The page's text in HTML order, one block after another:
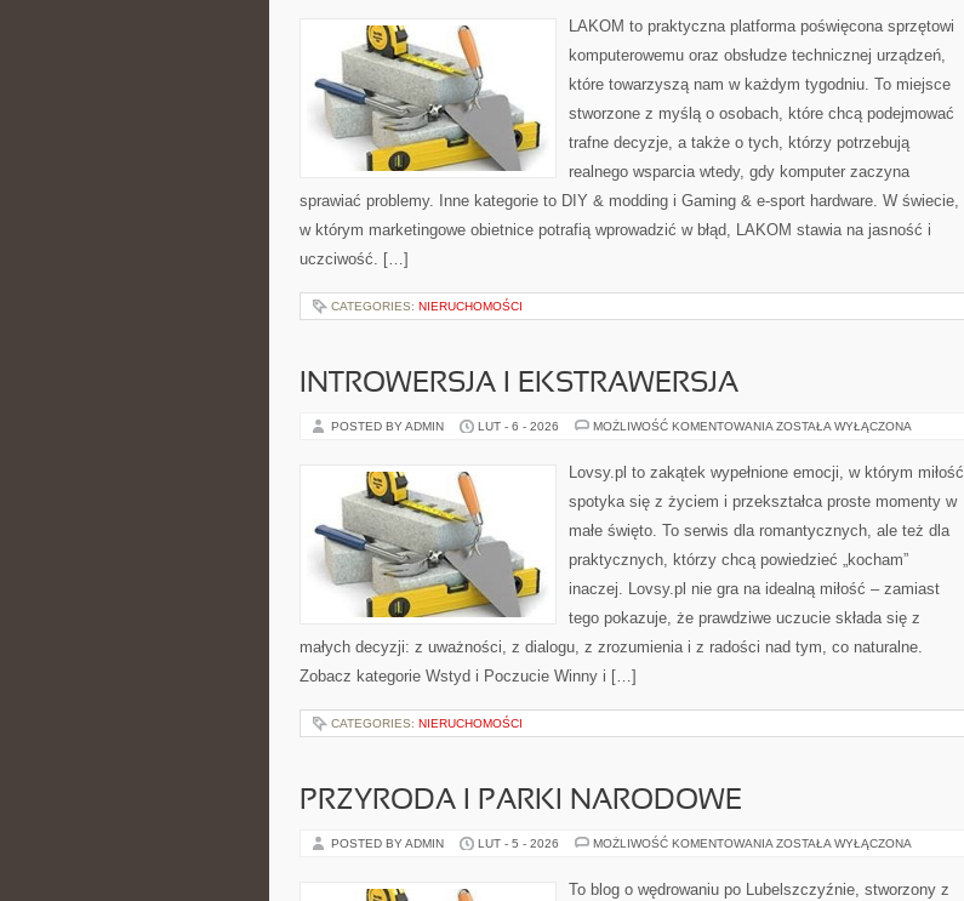
WYŚWIETLANIA
LAKOM to praktyczna platforma poświęcona sprzętowi
komputerowemu oraz obsłudze technicznej urządzeń,
które towarzyszą nam w każdym tygodniu. To miejsce
stworzone z myślą o osobach, które chcą podejmować
trafne decyzje, a także o tych, którzy potrzebują
realnego wsparcia wtedy, gdy komputer zaczyna
sprawiać problemy. Inne kategorie to DIY & modding i Gaming & e-sport hardware. W świecie,
w którym marketingowe obietnice potrafią wprowadzić w błąd, LAKOM stawia na jasność i
uczciwość. […]
CATEGORIES: NIERUCHOMOŚCI
INTROWERSJA I EKSTRAWERSJA
POSTED BY ADMIN LUT - 6 - 2026 MOŻLIWOŚĆ KOMENTOWANIA INTROWERSJA
ZOSTAŁA WYŁĄCZONA
Lovsy.pl to zakątek wypełnione emocji, w którym miłość
spotyka się z życiem i przekształca proste momenty w
małe święto. To serwis dla romantycznych, ale też dla
praktycznych, którzy chcą powiedzieć „kocham”
inaczej. Lovsy.pl nie gra na idealną miłość – zamiast
tego pokazuje, że prawdziwe uczucie składa się z
małych decyzji: z uważności, z dialogu, z zrozumienia i z radości nad tym, co naturalne.
Zobacz kategorie Wstyd i Poczucie Winny i […]
CATEGORIES: NIERUCHOMOŚCI
PRZYRODA I PARKI NARODOWE
POSTED BY ADMIN LUT - 5 - 2026 MOŻLIWOŚĆ KOMENTOWANIA PRZYRODA
NARODOWE
ZOSTAŁA WYŁĄCZONA
To blog o wędrowaniu po Lubelszczyźnie, stworzony z